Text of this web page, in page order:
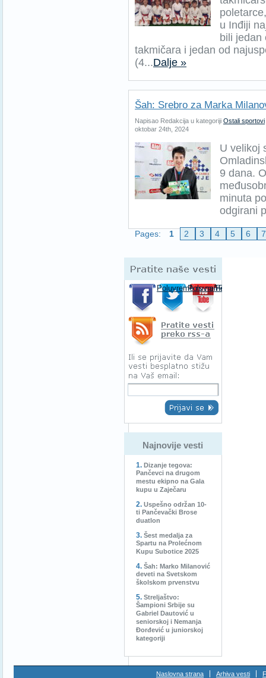
u Inđiji
bili jedan
takmičara i jedan od
(4...Dalje »
Šah: Srebro za Marka
Napisao Redakcija u kategoriji Ostali sportovi
oktobar 24th, 2024
U velikoj
9 dana.
minuta
odgirani
Pages: 1 2 3 4 5 6
Poluvreme.rs na Facebooku-u
Poluvreme.rs na
Poluvreme.rs
Najnovije vesti
Dizanje tegova:
Pančevci na drugom
mestu ekipno na Gala
kupu u Zaječaru
Uspešno održan 10-
ti Pančevački Brose
duatlon
Šest medalja za
Spartu na Prolećnom
Kupu Subotice 2025
Šah: Marko Milanović
deveti na Svetskom
školskom prvenstvu
Streljaštvo:
Šampioni Srbije su
Gabriel Dautović u
seniorskoj i Nemanja
Đorđević u juniorskoj
kategoriji
Naslovna strana Arhiva vesti